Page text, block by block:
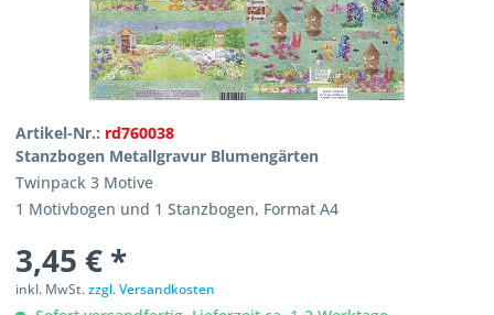
Artikel-Nr.: rd760038
Stanzbogen Metallgravur Blumengärten
Twinpack 3 Motive
1 Motivbogen und 1 Stanzbogen, Format A4
3,45 € *
inkl. MwSt.zzgl. Versandkosten